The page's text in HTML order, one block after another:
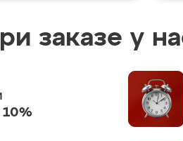
заказе у
10%